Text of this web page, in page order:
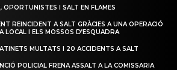
I SALT EN FLAMES
REINCIDENT A SALT GRÀCIES A UNA OPERACIÓ
LOCAL I ELS MOSSOS D’ESQUADRA
MULTATS I 20 ACCIDENTS A SALT
POLICIAL FRENA ASSALT A LA COMISSARIA